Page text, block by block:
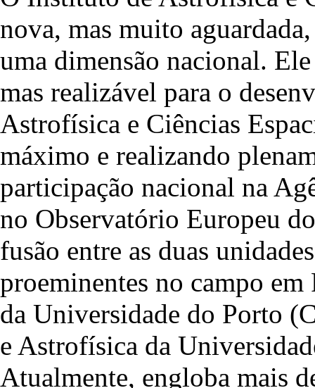
nova, mas muito
uma dimensão nacional.
mas realizável para o
Astrofísica e Ciências
máximo e realizando
participação nacional na
no Observatório Europeu
fusão entre as duas
proeminentes no campo
da Universidade do Porto
e Astrofísica da
Atualmente, engloba mais